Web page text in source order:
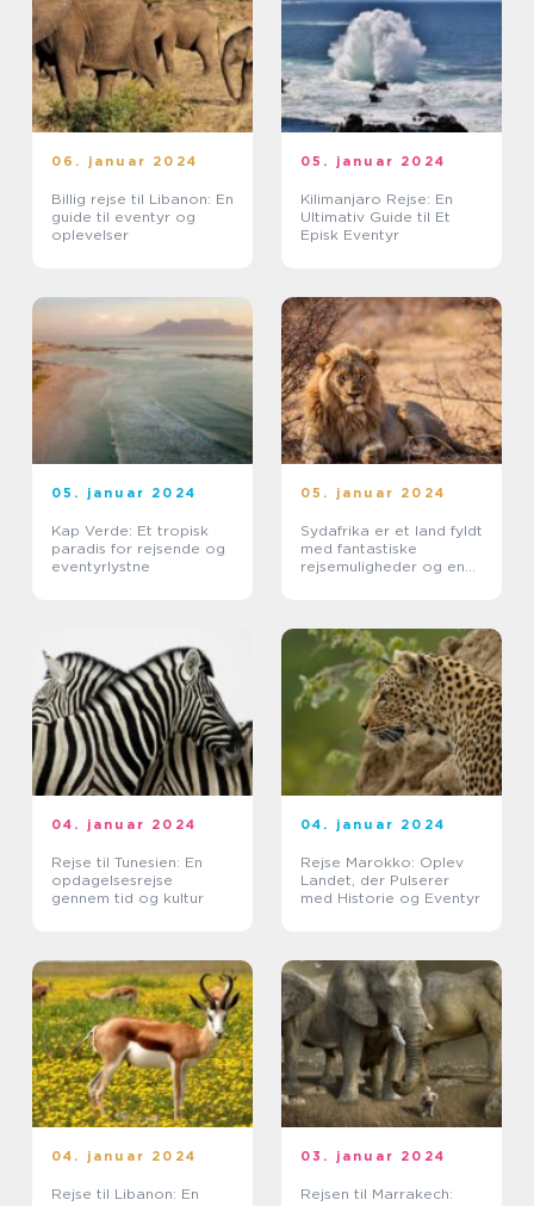
06. januar 2024
Billig rejse til Libanon: En
guide til eventyr og
oplevelser
05. januar 2024
Kilimanjaro Rejse: En
Ultimativ Guide til Et
Episk Eventyr
05. januar 2024
Kap Verde: Et tropisk
paradis for rejsende og
eventyrlystne
05. januar 2024
Sydafrika er et land fyldt
med fantastiske
rejsemuligheder og en
04. januar 2024
Rejse til Tunesien: En
opdagelsesrejse
gennem tid og kultur
04. januar 2024
Rejse Marokko: Oplev
Landet, der Pulserer
med Historie og Eventyr
04. januar 2024
Rejse til Libanon: En
03. januar 2024
Rejsen til Marrakech: